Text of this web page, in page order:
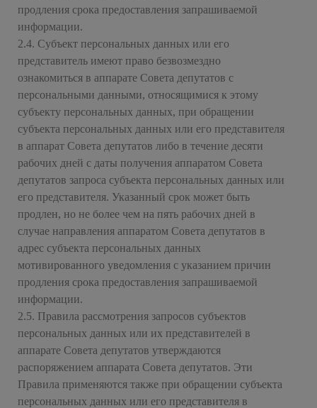
продления срока предоставления запрашиваемой
информации.
2.4. Субъект персональных данных или его
представитель имеют право безвозмездно
ознакомиться в аппарате Совета депутатов с
персональными данными, относящимися к этому
субъекту персональных данных, при обращении
субъекта персональных данных или его представителя
в аппарат Совета депутатов либо в течение десяти
рабочих дней с даты получения аппаратом Совета
депутатов запроса субъекта персональных данных или
его представителя. Указанный срок может быть
продлен, но не более чем на пять рабочих дней в
случае направления аппаратом Совета депутатов в
адрес субъекта персональных данных
мотивированного уведомления с указанием причин
продления срока предоставления запрашиваемой
информации.
2.5. Правила рассмотрения запросов субъектов
персональных данных или их представителей в
аппарате Совета депутатов утверждаются
распоряжением аппарата Совета депутатов. Эти
Правила применяются также при обращении субъекта
персональных данных или его представителя в